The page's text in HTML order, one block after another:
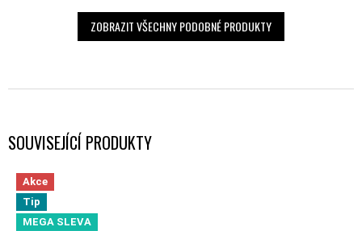
SOUVISEJÍCÍ PRODUKTY
Akce
Tip
MEGA SLEVA
ZOBRAZIT VŠECHNY PODOBNÉ PRODUKTY